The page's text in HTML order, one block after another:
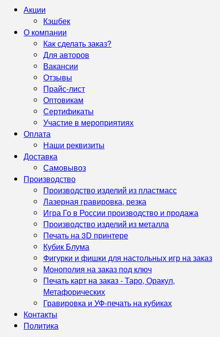
Акции
Кэшбек
О компании
Как сделать заказ?
Для авторов
Вакансии
Отзывы
Прайс-лист
Оптовикам
Сертификаты
Участие в мероприятиях
Оплата
Наши реквизиты
Доставка
Самовывоз
Производство
Производство изделий из пластмасс
Лазерная гравировка, резка
Игра Го в России производство и продажа
Производство изделий из металла
Печать на 3D принтере
Кубик Блума
Фигурки и фишки для настольных игр на заказ
Монополия на заказ под ключ
Печать карт на заказ - Таро, Оракул,
Метафорических
Гравировка и УФ‑печать на кубиках
Контакты
Политика